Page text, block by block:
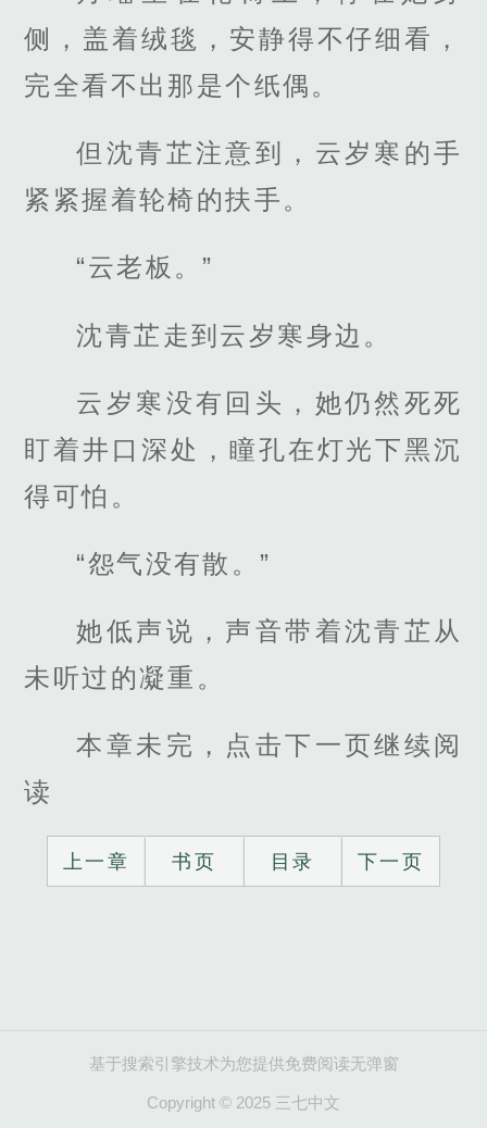
侧，盖着绒毯，安静得不仔细看，
完全看不出那是个纸偶。
但沈青芷注意到，云岁寒的手
紧紧握着轮椅的扶手。
“云老板。”
沈青芷走到云岁寒身边。
云岁寒没有回头，她仍然死死
盯着井口深处，瞳孔在灯光下黑沉
得可怕。
“怨气没有散。”
她低声说，声音带着沈青芷从
未听过的凝重。
本章未完，点击下一页继续阅
读
上一章 书页 目录 下一页
基于搜索引擎技术为您提供免费阅读无弹窗
Copyright © 2025 三七中文